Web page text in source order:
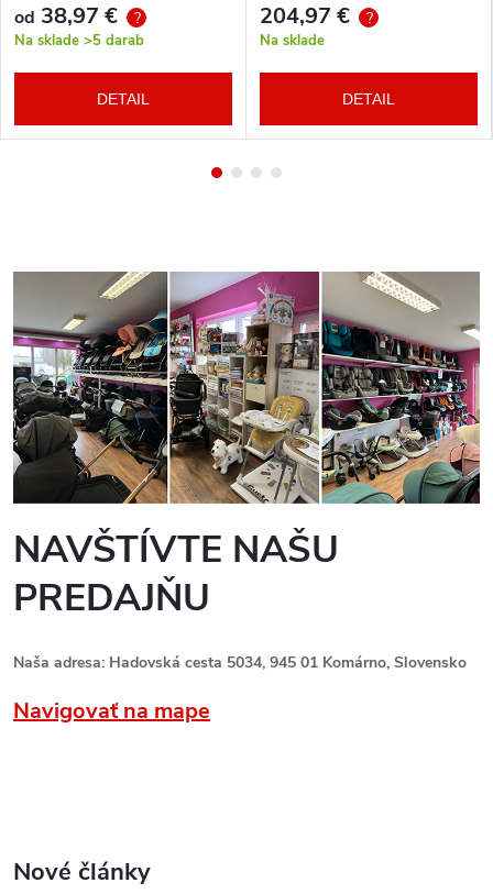
od 38,97 € ?
Na sklade >5 darab
DETAIL
204,97 € ?
Na sklade
DETAIL
NAVŠTÍVTE NAŠU
PREDAJŇU
Naša adresa: Hadovská cesta 5034, 945 01 Komárno, Slovensko
Navigovať na mape
Nové články